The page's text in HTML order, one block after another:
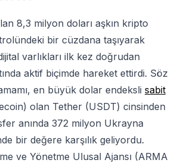
8,3 milyon doları aşkın kripto
bir cüzdana taşıyarak
varlıkları ilk kez doğrudan
aktif biçimde hareket ettirdi. Söz
en büyük dolar endeksli sabit
olan Tether (USDT) cinsinden
anında 372 milyon Ukrayna
bir değere karşılık geliyordu.
ve Yönetme Ulusal Ajansı (ARMA